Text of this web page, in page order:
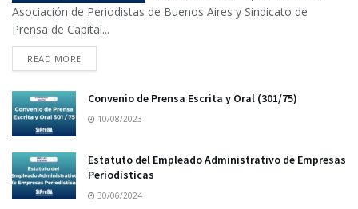
Asociación de Periodistas de Buenos Aires y Sindicato de
Prensa de Capital...
READ MORE
Convenio de Prensa Escrita y Oral (301/75)
10/08/2023
Estatuto del Empleado Administrativo de Empresas
Periodisticas
30/06/2024